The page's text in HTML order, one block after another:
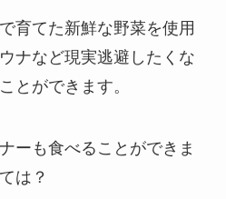
育てた新鮮な野菜を使用
ナなど現実逃避したくな
とができます。
ーも食べることができま
は？